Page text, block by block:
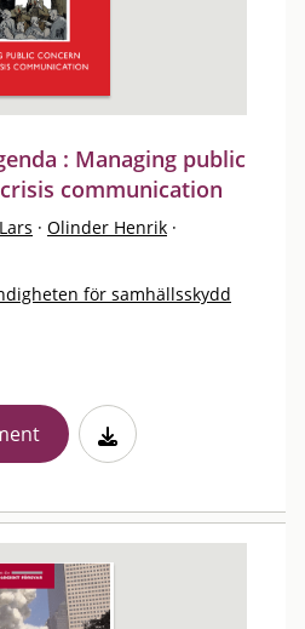
: Managing public
communication
· Olinder Henrik ·
för samhällsskydd